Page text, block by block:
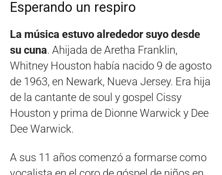
Esperando un respiro
La música estuvo alrededor suyo desde
su cuna. Ahijada de Aretha Franklin,
Whitney Houston había nacido 9 de agosto
de 1963, en Newark, Nueva Jersey. Era hija
de la cantante de soul y gospel Cissy
Houston y prima de Dionne Warwick y Dee
Dee Warwick.
A sus 11 años comenzó a formarse como